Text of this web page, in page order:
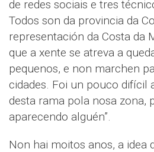
de redes sociais e tres
Todos son da provincia da
representación da Costa da
que a xente se atreva a
pequenos, e non marchen
cidades. Foi un pouco difícil
desta rama pola nosa zona,
aparecendo alguén”.
Non hai moitos anos, a idea